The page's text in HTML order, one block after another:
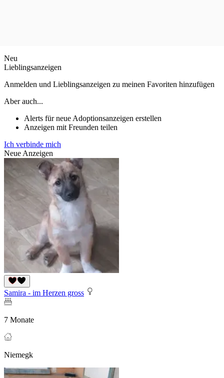
Neu
Lieblingsanzeigen
Anmelden und Lieblingsanzeigen zu meinen Favoriten hinzufügen
Aber auch...
Alerts für neue Adoptionsanzeigen erstellen
Anzeigen mit Freunden teilen
Ich verbinde mich
Neue Anzeigen
Samira - im Herzen gross
7 Monate
Niemegk